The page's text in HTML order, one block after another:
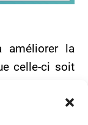
améliorer la
celle-ci soit
pouvez